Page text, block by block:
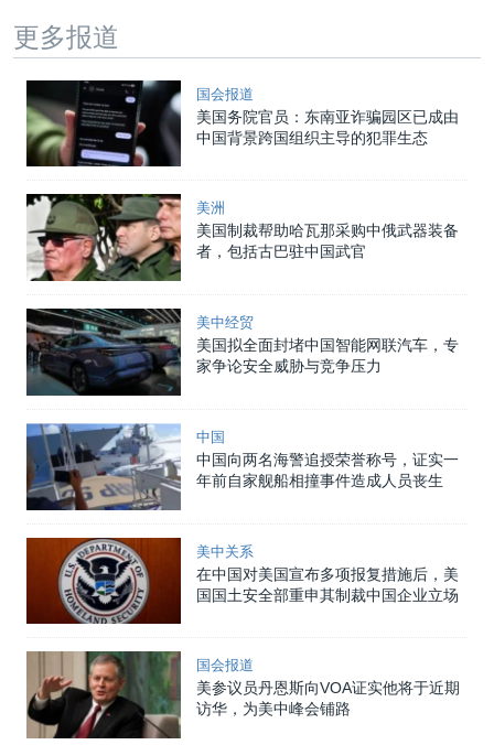
更多报道
国会报道
美国务院官员：东南亚诈骗园区已成由
中国背景跨国组织主导的犯罪生态
美洲
美国制裁帮助哈瓦那采购中俄武器装备
者，包括古巴驻中国武官
美中经贸
美国拟全面封堵中国智能网联汽车，专
家争论安全威胁与竞争压力
中国
中国向两名海警追授荣誉称号，证实一
年前自家舰船相撞事件造成人员丧生
美中关系
在中国对美国宣布多项报复措施后，美
国国土安全部重申其制裁中国企业立场
国会报道
美参议员丹恩斯向VOA证实他将于近期
访华，为美中峰会铺路